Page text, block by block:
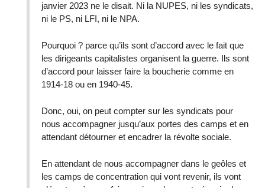
janvier 2023 ne le disait. Ni la NUPES, ni les syndicats,
ni le PS, ni LFI, ni le NPA.
Pourquoi ? parce qu’ils sont d’accord avec le fait que
les dirigeants capitalistes organisent la guerre. Ils sont
d’accord pour laisser faire la boucherie comme en
1914-18 ou en 1940-45.
Donc, oui, on peut compter sur les syndicats pour
nous accompagner jusqu’aux portes des camps et en
attendant détourner et encadrer la révolte sociale.
En attendant de nous accompagner dans le geôles et
les camps de concentration qui vont revenir, ils vont